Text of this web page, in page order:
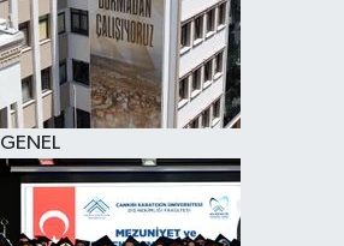
GENEL
KÜLTÜR SANAT
MAGAZİN
SAĞLIK
SİYASET